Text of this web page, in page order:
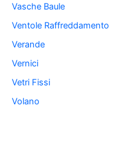
Vasche Baule
Ventole Raffreddamento
Verande
Vernici
Vetri Fissi
Volano